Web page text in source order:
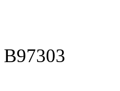
B97303